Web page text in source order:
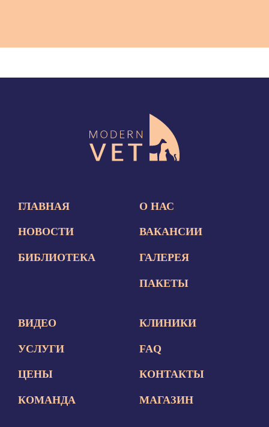
ГЛАВНАЯ
НОВОСТИ
БИБЛИОТЕКА
О НАС
ВАКАНСИИ
ГАЛЕРЕЯ
ПАКЕТЫ
ВИДЕО
УСЛУГИ
ЦЕНЫ
КОМАНДА
КЛИНИКИ
FAQ
КОНТАКТЫ
МАГАЗИН